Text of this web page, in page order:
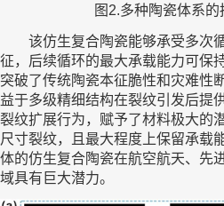
图2.多种陶瓷体系
该仿生复合陶瓷能够承受多次
征，后续循环的最大承载能力可保
突破了传统陶瓷本征脆性和灾难性
益于多级精细结构在裂纹引发后提
裂纹扩展行为，赋予了材料极大
尺寸裂纹，且最大程度上保留承载
体的仿生复合陶瓷在航空航天、先
域具有巨大潜力。